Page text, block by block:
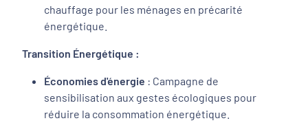
chauffage pour les ménages en précarité
énergétique.
Transition Énergétique :
Économies d'énergie : Campagne de
sensibilisation aux gestes écologiques pour
réduire la consommation énergétique.